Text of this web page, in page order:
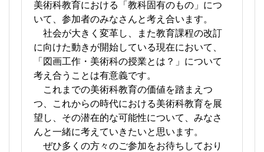
美術科教育における「教科固有のもの」につ
いて、参加者のみなさんと考え合います。
社会が大きく変革し、また教育課程の改訂
に向けた動きが開始している現在において、
「図画工作・美術科の授業とは？」について
考え合うことは有意義です。
これまでの美術科教育の価値を踏まえつ
つ、これからの時代における美術科教育を展
望し、その潜在的な可能性について、みなさ
んと一緒に考えていきたいと思います。
ぜひ多くの方々のご参加をお待ちしており